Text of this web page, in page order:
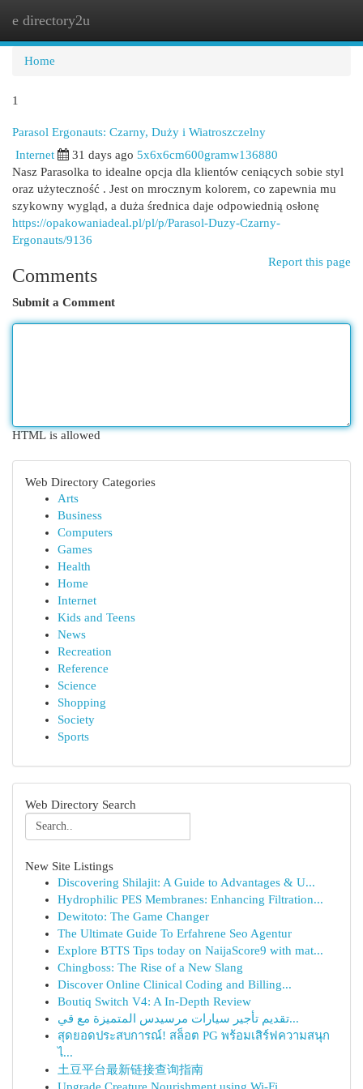
e directory2u
Home
1
Parasol Ergonauts: Czarny, Duży i Wiatroszczelny
Internet 31 days ago 5x6x6cm600gramw136880
Nasz Parasolka to idealne opcja dla klientów ceniących sobie styl
oraz użyteczność . Jest on mrocznym kolorem, co zapewnia mu
szykowny wygląd, a duża średnica daje odpowiednią osłonę
https://opakowaniadeal.pl/pl/p/Parasol-Duzy-Czarny-
Ergonauts/9136
Report this page
Comments
Submit a Comment
HTML is allowed
Web Directory Categories
Arts
Business
Computers
Games
Health
Home
Internet
Kids and Teens
News
Recreation
Reference
Science
Shopping
Society
Sports
Web Directory Search
New Site Listings
Discovering Shilajit: A Guide to Advantages & U...
Hydrophilic PES Membranes: Enhancing Filtration...
Dewitoto: The Game Changer
The Ultimate Guide To Erfahrene Seo Agentur
Explore BTTS Tips today on NaijaScore9 with mat...
Chingboss: The Rise of a New Slang
Discover Online Clinical Coding and Billing...
Boutiq Switch V4: A In-Depth Review
تقديم تأجير سيارات مرسيدس المتميزة مع قي...
สุดยอดประสบการณ์! สล็อต PG พร้อมเสิร์ฟความสนุก
ไ...
土豆平台最新链接查询指南